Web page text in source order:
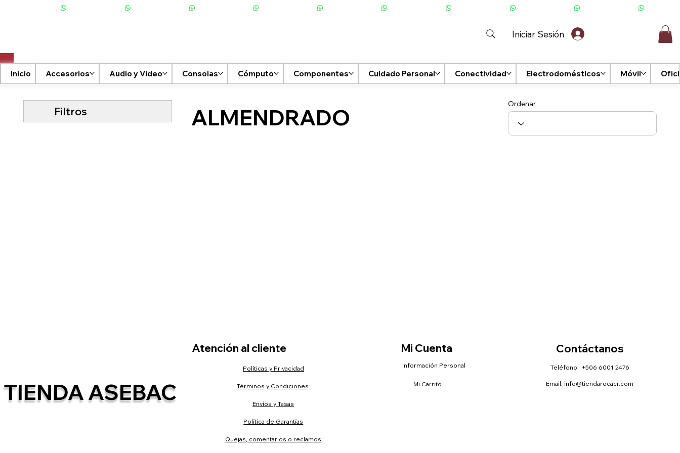
Iniciar Sesión
Inicio Accesorios Audio y Video Consolas Cómputo Componentes Cuidado Personal Conectividad Electrodomésticos Móvil
ALMENDRADO
Filtros
Ordenar
TIENDA ASEBAC
Atención al cliente
Políticas y Privacidad
Términos y Condiciones
Envíos y Tasas
Política de Garantías
Quejas, comentarios o reclamos
Mi Cuenta
Información Personal
Mi Carrito
Contáctanos
Teléfono: +506 6001 2476
Email: info@tiendarocacr.com